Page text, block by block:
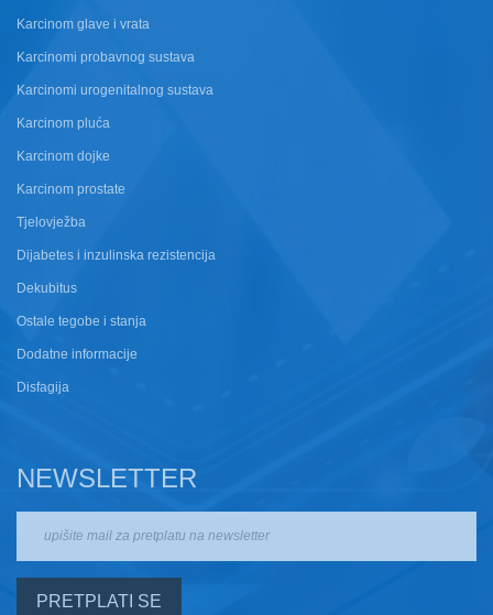
Karcinom glave i vrata
Karcinomi probavnog sustava
Karcinomi urogenitalnog sustava
Karcinom pluća
Karcinom dojke
Karcinom prostate
Tjelovježba
Dijabetes i inzulinska rezistencija
Dekubitus
Ostale tegobe i stanja
Dodatne informacije
Disfagija
NEWSLETTER
PRETPLATI SE